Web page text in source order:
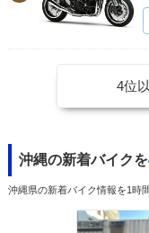
4位
沖縄の新着バイクを
沖縄県の新着バイク情報を1時